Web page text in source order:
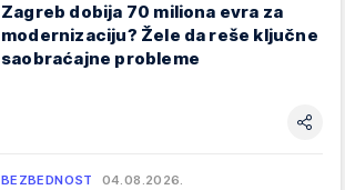
Zagreb dobija 70 miliona evra za
modernizaciju? Žele da reše ključne
saobraćajne probleme
BEZBEDNOST 04.08.2026.